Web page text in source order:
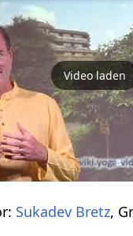
Video laden
Sukadev Bretz,